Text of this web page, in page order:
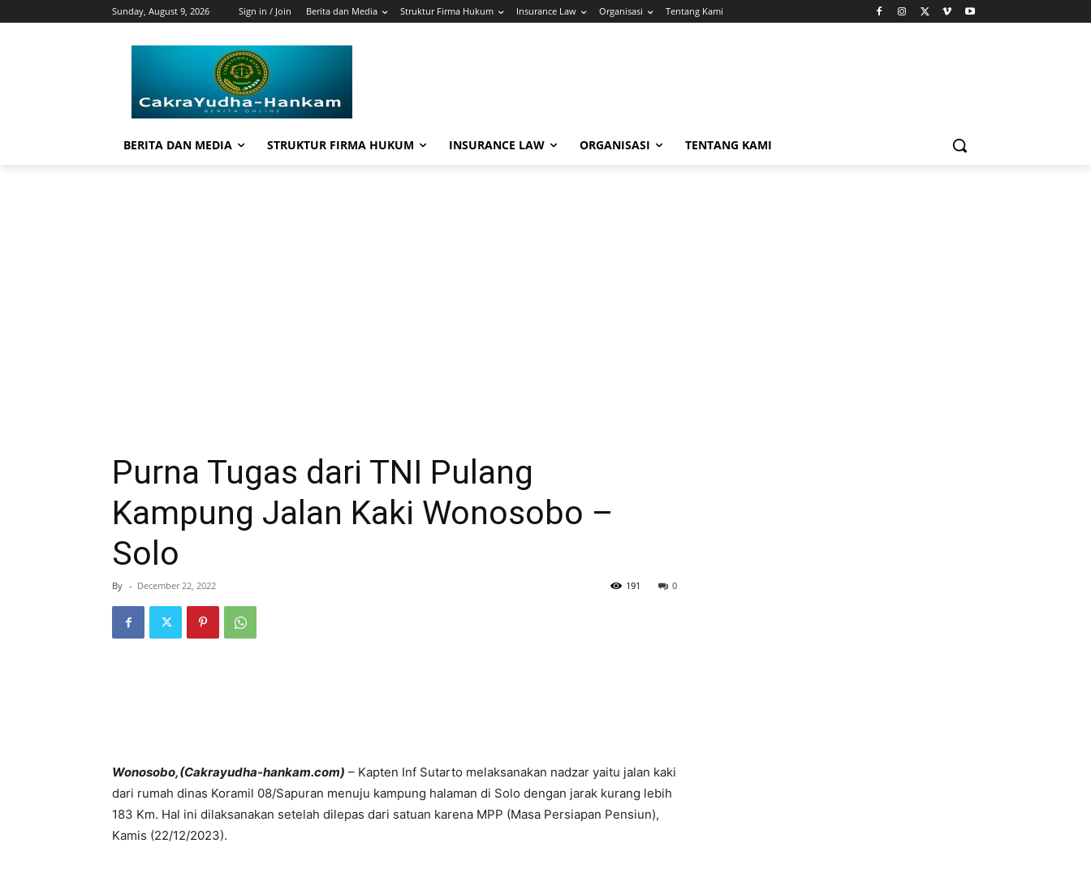
Sunday, August 9, 2026 Sign in / Join Berita dan Media Struktur Firma Hukum Insurance Law Organisasi Tentang Kami
BERITA DAN MEDIA STRUKTUR FIRMA HUKUM INSURANCE LAW ORGANISASI TENTANG KAMI
Purna Tugas dari TNI Pulang
Kampung Jalan Kaki Wonosobo –
Solo
By - December 22, 2022 0
191
Wonosobo,(Cakrayudha-hankam.com) – Kapten Inf Sutarto melaksanakan nadzar yaitu jalan kaki
dari rumah dinas Koramil 08/Sapuran menuju kampung halaman di Solo dengan jarak kurang lebih
183 Km. Hal ini dilaksanakan setelah dilepas dari satuan karena MPP (Masa Persiapan Pensiun),
Kamis (22/12/2023).